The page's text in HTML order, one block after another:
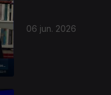
06 jun. 2026